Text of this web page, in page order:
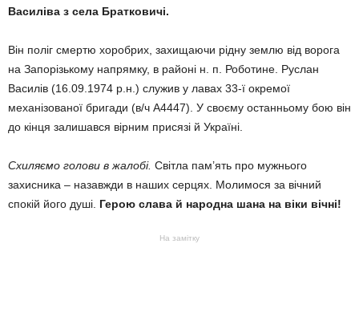
Василіва з села Братковичі.
Він поліг смертю хоробрих, захищаючи рідну землю від ворога
на Запорізькому напрямку, в районі н. п. Роботине. Руслан
Василів (16.09.1974 р.н.) служив у лавах 33-ї окремої
механізованої бригади (в/ч А4447). У своєму останньому бою він
до кінця залишався вірним присязі й Україні.
Схиляємо голови в жалобі. Світла пам’ять про мужнього
захисника – назавжди в наших серцях. Молимося за вічний
спокій його душі. Герою слава й народна шана на віки вічні!
На замітку